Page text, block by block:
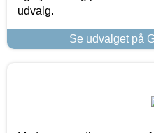
udvalg.
Se udvalget på